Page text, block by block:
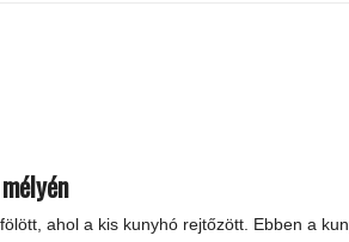
ahol a kis kunyhó rejtőzött. Ebben a